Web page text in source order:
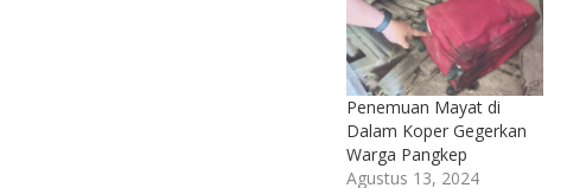
Penemuan Mayat di
Dalam Koper Gegerkan
Warga Pangkep
Agustus 13, 2024